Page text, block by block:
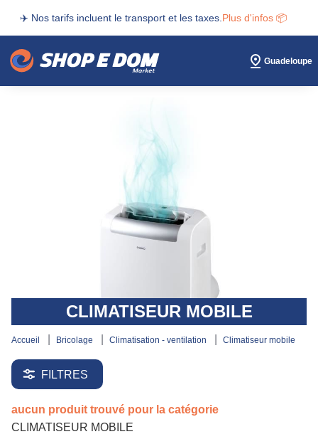
✈️ Nos tarifs incluent le transport et les taxes. Plus d'infos 📦
Guadeloupe
CLIMATISEUR MOBILE
accueil bricolage climatisation - ventilation climatiseur mobile
FILTRES
aucun produit trouvé pour la catégorie
CLIMATISEUR MOBILE